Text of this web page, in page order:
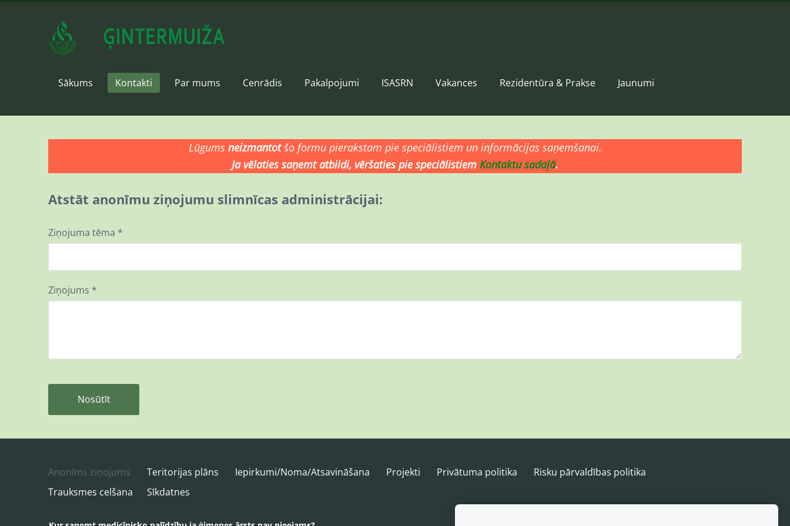
Sākums Kontakti Par mums Cenrādis Pakalpojumi ISASRN Vakances Rezidentūra & Prakse Jaunumi
Lūgums neizmantotšo formu pierakstam pie speciālistiem un informācijas saņemšanai.
Ja vēlaties saņemt atbildi, vēršaties pie speciālistiem Kontaktu sadaļā.
Atstāt anonīmu ziņojumu slimnīcas administrācijai:
Ziņojuma tēma *
Ziņojums *
Anonīms ziņojums Teritorijas plāns Iepirkumi/Noma/Atsavināšana Projekti Privātuma politika
Risku pārvaldības politika
Trauksmes celšana
Sīkdatnes